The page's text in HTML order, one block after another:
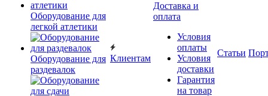
Оборудование для
легкой атлетики
Оборудование для
раздевалок
Клиентам
Доставка и
оплата
Условия
оплаты
Условия
доставки
Гарантия
на товар
Статьи